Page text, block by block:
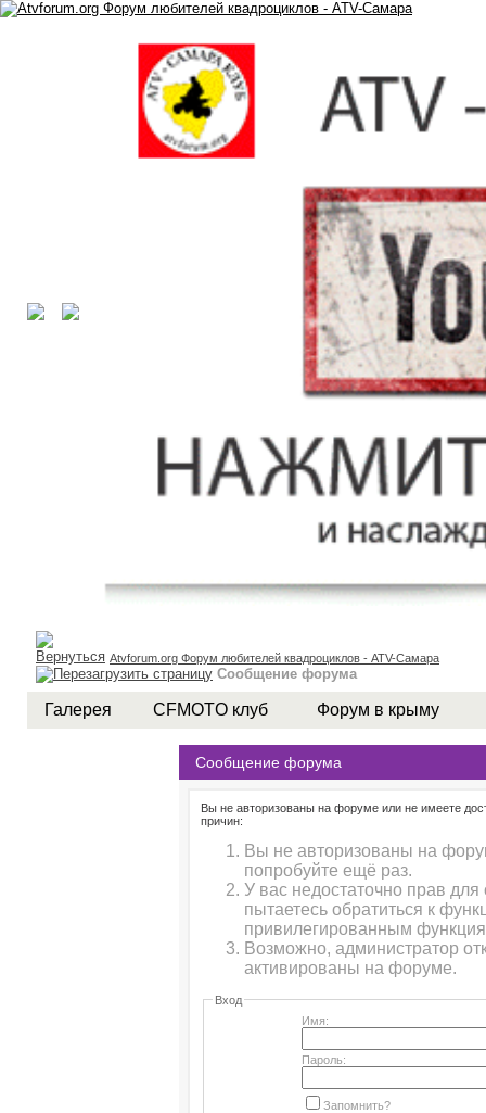
Atvforum.org Форум любителей квадроциклов - ATV-Самара
Сообщение форума
Галерея CFMOTO клуб Форум в крыму
Сообщение форума
Вы не авторизованы на форуме или не имеете
причин:
Вы не авторизованы на
попробуйте ещё раз.
У вас недостаточно прав
пытаетесь обратиться к
привилегированным
Возможно, администратор
активированы на форуме.
Вход
Имя:
Пароль:
Запомнить?